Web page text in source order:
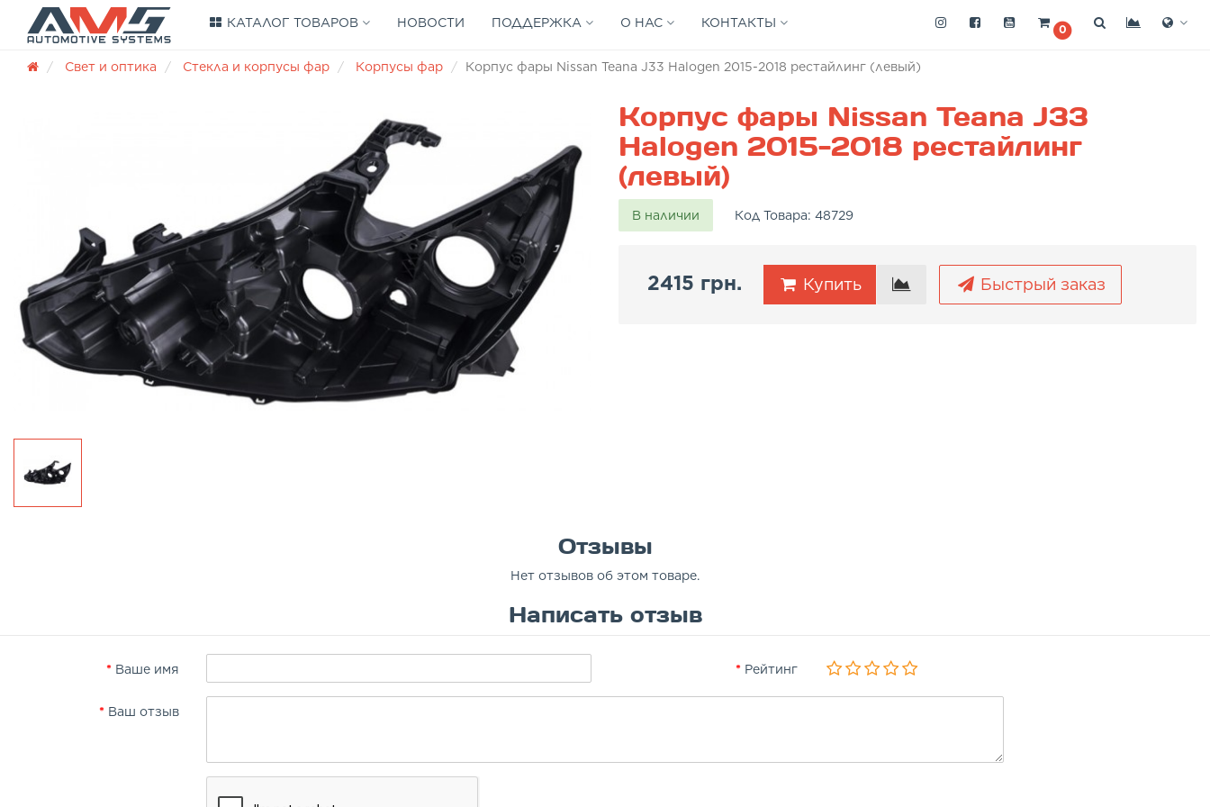
КАТАЛОГ ТОВАРОВ НОВОСТИ ПОДДЕРЖКА О НАС КОНТАКТЫ 0
Свет и оптика Стекла и корпусы фар Корпусы фар Корпус фары Nissan Teana J33 Halogen 2015-2018 рестайлинг (левый)
Корпус фары Nissan Teana J33
Halogen 2015-2018 рестайлинг
(левый)
В наличии Код Товара: 48729
2415 грн. Купить Быстрый заказ
Отзывы
Нет отзывов об этом товаре.
Написать отзыв
Ваше имя Рейтинг
Ваш отзыв